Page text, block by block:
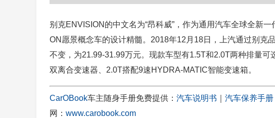
别克ENVISION的中文名为“昂科威”，作为通用汽车全球全新
ON愿景概念车的设计精髓。2018年12月18日，上汽通过别克
不变，为21.99-31.99万元。现款车型有1.5T和2.0T两种排量
双离合变速器、2.0T搭配9速HYDRA-MATIC智能变速箱。
CarOBook车主随身手册免费提供： 汽车说明书 汽车保养手册
网： www.carobook.com